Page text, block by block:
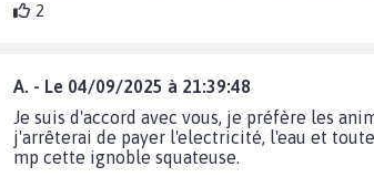
2
A. - Le 04/09/2025 à 21:39:48
Je suis d'accord avec vous, je préfère les
j'arrêterai de payer l'electricité, l'eau et
mp cette ignoble squateuse.